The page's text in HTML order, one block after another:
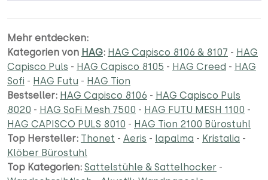
Mehr entdecken:
Kategorien von HAG: HAG Capisco 8106 & 8107 - HAG
Capisco Puls - HAG Capisco 8105 - HAG Creed - HAG
Sofi - HAG Futu - HAG Tion
Bestseller: HAG Capisco 8106 - HAG Capisco Puls
8020 - HAG SoFi Mesh 7500 - HAG FUTU MESH 1100 -
HAG CAPISCO PULS 8010 - HAG Tion 2100 Bürostuhl
Top Hersteller: Thonet - Aeris - lapalma - Kristalia -
Klöber Bürostuhl
Top Kategorien: Sattelstühle & Sattelhocker -